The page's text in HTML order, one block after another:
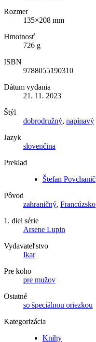
Rozmer
135×208 mm
Hmotnosť
726 g
ISBN
9788055190310
Dátum vydania
21. 11. 2023
Štýl
dobrodružný, napínavý
Jazyk
slovenčina
Preklad
Štefan Povchanič
Pôvod
zahraničný, Francúzsko
1. diel série
Arsene Lupin
Vydavateľstvo
Ikar
Pre koho
pre mužov
Ostatné
so špeciálnou oriezkou
Kategorizácia
Knihy